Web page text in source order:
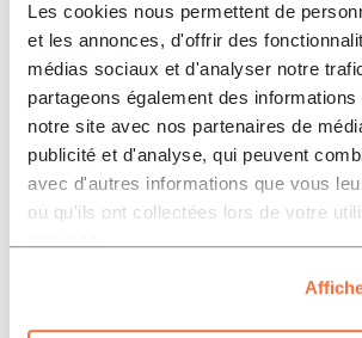
Les cookies nous permettent de
et les annonces, d'offrir des
médias sociaux et d'analyser notre
partageons également des
notre site avec nos partenaires de
publicité et d'analyse, qui peuvent
avec d'autres informations que vous
ou qu'ils ont collectées lors de votre